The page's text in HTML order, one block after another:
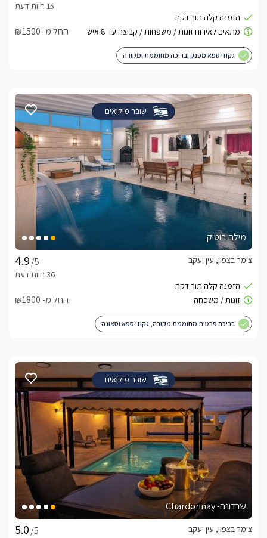
החל מ- ₪1500
גקוזי ספא מפנק ובריכה מחוממת ומקורה
שובר מילואים
מילה בוטיק
/5
צימר בצפון, עין יעקב
החל מ- ₪1800
בריכה פרטית מחוממת מקורה, גקוזי ספא וסאונה
שובר מילואים
שרדונה- Chardonnay
/5
צימר בצפון, עין יעקב